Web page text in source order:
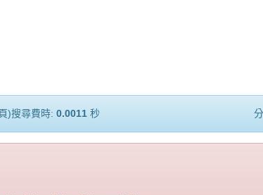
)搜尋費時: 0.0011 秒